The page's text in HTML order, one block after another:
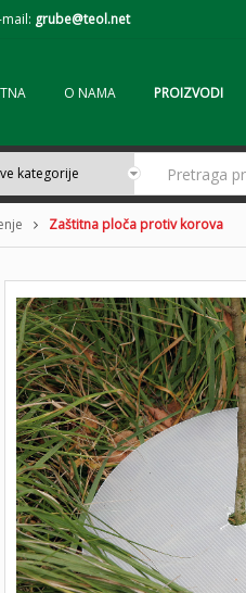
mail: grube@teol.net
O NAMA PROIZVODI
Zaštitna ploča protiv korova